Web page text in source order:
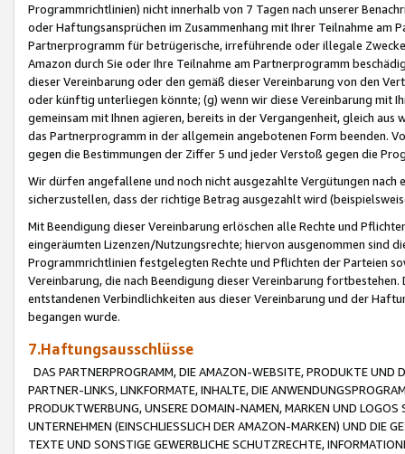
Programmrichtlinien) nicht innerhalb von 7 Tagen nach unserer
oder Haftungsansprüchen im Zusammenhang mit Ihrer Teilnahme am
Partnerprogramm für betrügerische, irreführende oder illegale
Amazon durch Sie oder Ihre Teilnahme am Partnerprogramm
dieser Vereinbarung oder den gemäß dieser Vereinbarung von den
oder künftig unterliegen könnte; (g) wenn wir diese Vereinbarung mit
gemeinsam mit Ihnen agieren, bereits in der Vergangenheit, gleich
das Partnerprogramm in der allgemein angebotenen Form beenden.
gegen die Bestimmungen der Ziffer 5 und jeder Verstoß gegen die
Wir dürfen angefallene und noch nicht ausgezahlte Vergütungen
sicherzustellen, dass der richtige Betrag ausgezahlt wird
Mit Beendigung dieser Vereinbarung erlöschen alle Rechte und
eingeräumten Lizenzen/Nutzungsrechte; hiervon ausgenommen sind
Programmrichtlinien festgelegten Rechte und Pflichten der Parteien
Vereinbarung, die nach Beendigung dieser Vereinbarung
entstandenen Verbindlichkeiten aus dieser Vereinbarung und der
begangen wurde.
7.Haftungsausschlüsse
DAS PARTNERPROGRAMM, DIE AMAZON-WEBSITE, PRODUKTE UND
PARTNER-LINKS, LINKFORMATE, INHALTE, DIE
PRODUKTWERBUNG, UNSERE DOMAIN-NAMEN, MARKEN UND
UNTERNEHMEN (EINSCHLIESSLICH DER AMAZON-MARKEN) UND DIE
TEXTE UND SONSTIGE GEWERBLICHE SCHUTZRECHTE,